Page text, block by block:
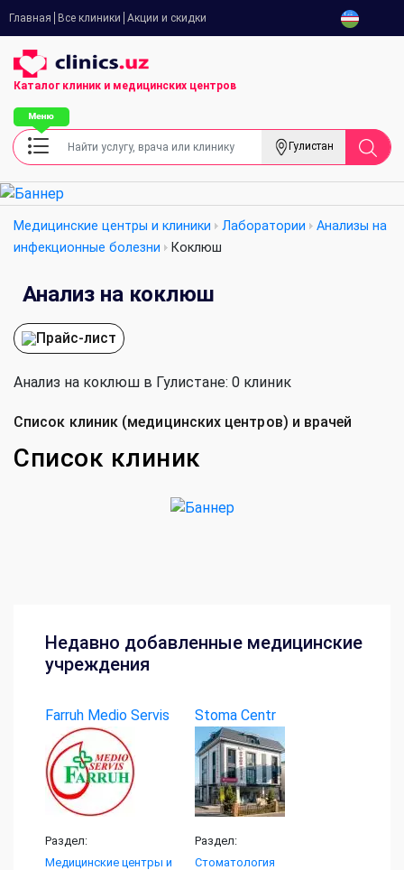
Главная Все клиники Акции и скидки
Каталог клиник и медицинских центров
Гулистан
Медицинские центры и клиники Лаборатории
Анализы на
инфекционные болезни
Коклюш
Анализ на коклюш
Прайс-лист
Анализ на коклюш в Гулистане: 0 клиник
Список клиник (медицинских центров) и врачей
Список клиник
Недавно добавленные медицинские
учреждения
Farruh Medio Servis
Раздел:
Медицинские центры и
Stoma Centr
Раздел:
Стоматология